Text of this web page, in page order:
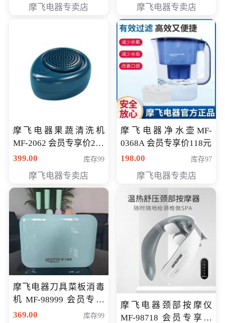
摩飞电器专卖店 摩飞电器专卖店
摩飞电器果蔬清洗机
MF-2062 会员专享价268
元
399.00 库存99
摩飞电器专卖店
摩飞电器净水壶MF-
0368A 会员专享价118元
198.00
库存97
摩飞电器专卖店
摩飞电器刀具菜板消毒
机 MF-98999 会员专享
价286元
369.00 库存99
摩飞电器颈部按摩仪
MF-98718 会员专享价